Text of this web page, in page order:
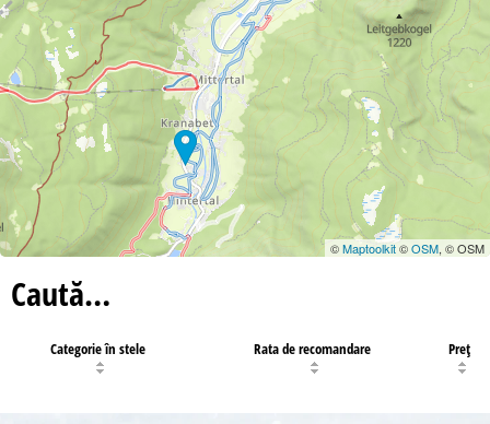
©Maptoolkit©OSM, © OSM
Caută…
Categorie în stele Rata de recomandare Preţ